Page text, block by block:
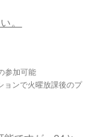
。
参加可能
ョンで火曜放課後のプ